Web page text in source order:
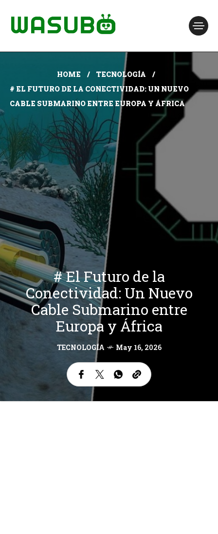
HOME
TECNOLOGÍA
# EL FUTURO DE LA CONECTIVIDAD: UN NUEVO
CABLE SUBMARINO ENTRE EUROPA Y ÁFRICA
# El Futuro de la
Conectividad: Un Nuevo
Cable Submarino entre
Europa y África
TECNOLOGÍA May 16, 2026